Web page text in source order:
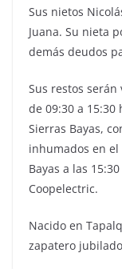
Sus nietos
Juana. Su nieta
demás deudos
Sus restos
de 09:30 a 15:30
Sierras Bayas,
inhumados en
Bayas a las
Coopelectric.
Nacido en
zapatero